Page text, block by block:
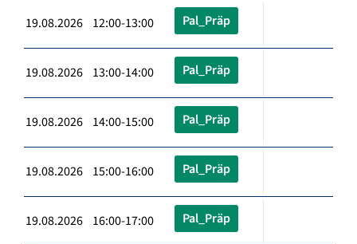
19.08.2026 12:00-13:00 Pal_Präp
19.08.2026 13:00-14:00 Pal_Präp
19.08.2026 14:00-15:00 Pal_Präp
19.08.2026 15:00-16:00 Pal_Präp
19.08.2026 16:00-17:00 Pal_Präp